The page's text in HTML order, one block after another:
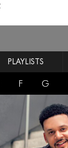
PLAYLISTS
F G